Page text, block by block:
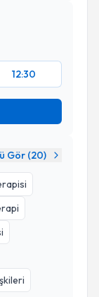
12:30
Gör (20)